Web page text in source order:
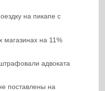
на пикапе с
магазинах на 11%
адвоката
поставлены на